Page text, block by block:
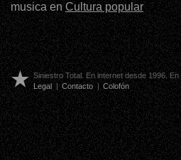
musica enCultura popular
Siniestro Total. En internet desde 1996.
Legal | Contacto | Colofón